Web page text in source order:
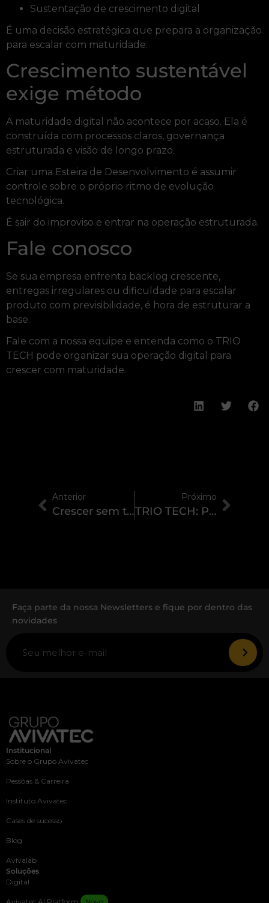
Sustentação de crescimento digital
É uma decisão estratégica que prepara a organização
para escalar com maturidade.
Crescimento sustentável
exige método
A maturidade digital não acontece por acaso. Ela é
construída com processos claros, governança
estruturada e visão de longo prazo.
Criar uma Esteira de Desenvolvimento é assumir
controle sobre o próprio ritmo de evolução
tecnológica.
É sair do improviso e entrar na operação estruturada.
Fale conosco
Se sua empresa enfrenta backlog crescente,
entregas irregulares ou dificuldade para escalar
produto com previsibilidade, é hora de estruturar a
base.
Fale com a nossa equipe e entenda como o TRIO
TECH pode organizar sua operação digital para
crescer com maturidade.
Anterior
Crescer sem travar: tecnologia precisa de base antes de escalar
Próximo
TRIO TECH: Proteger com Qualidade é o que sustenta o crescimento digital
Faça parte da nossa Newsletters e fique por dentro das
novidades
Institucional
Sobre o Grupo Avivatec
Pessoas & Carreira
Instituto Avivatec
Cases de sucesso
Blog
Avivalab
Soluções
Digital